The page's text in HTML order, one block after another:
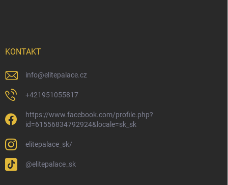
KONTAKT
info@elitepalace.cz
+421951055817
https://www.facebook.com/profile.php?
id=61556834792924&locale=sk_sk
elitepalace_sk/
@elitepalace_sk